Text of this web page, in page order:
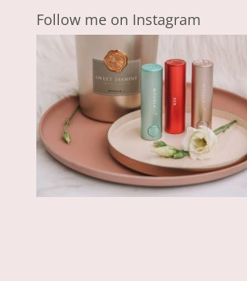
Follow me on Instagram